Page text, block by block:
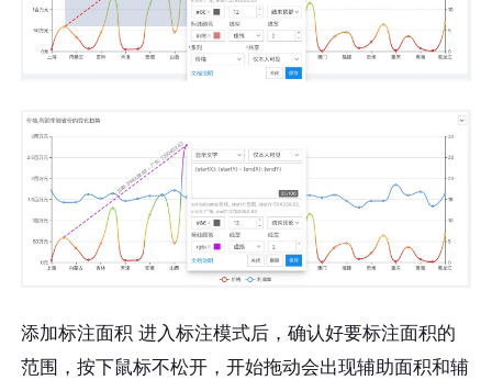
添加标注面积 进入标注模式后，确认好要标注面积的
范围，按下鼠标不松开，开始拖动会出现辅助面积和辅